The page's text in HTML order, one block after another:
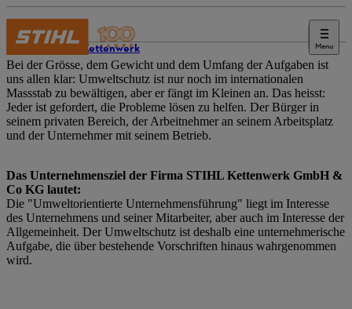
Menu
STIHL Kettenwerk
Bei der Grösse, dem Gewicht und dem Umfang der Aufgaben ist
uns allen klar: Umweltschutz ist nur noch im internationalen
Massstab zu bewältigen, aber er fängt im Kleinen an. Das heisst:
Jeder ist gefordert, die Probleme lösen zu helfen. Der Bürger in
seinem privaten Bereich, der Arbeitnehmer an seinem Arbeitsplatz
und der Unternehmer mit seinem Betrieb.
Das Unternehmensziel der Firma STIHL Kettenwerk GmbH &
Co KG lautet:
Die "Umweltorientierte Unternehmensführung" liegt im Interesse
des Unternehmens und seiner Mitarbeiter, aber auch im Interesse der
Allgemeinheit. Der Umweltschutz ist deshalb eine unternehmerische
Aufgabe, die über bestehende Vorschriften hinaus wahrgenommen
wird.